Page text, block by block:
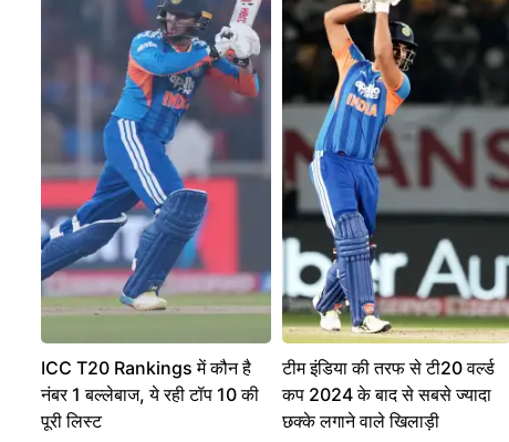
ICC T20 Rankings में कौन है
नंबर 1 बल्लेबाज, ये रही टॉप 10 की
पूरी लिस्ट
टीम इंडिया की तरफ से टी20 वर्ल्ड
कप 2024 के बाद से सबसे ज्यादा
छक्के लगाने वाले खिलाड़ी